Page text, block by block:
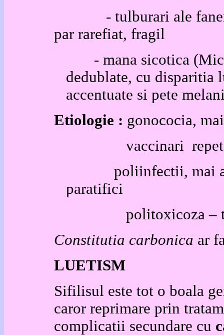
- tulburari ale
par rarefiat, fragil
- mana sicotica
dedublate, cu disparitia
accentuate si pete
Etiologie : gonococia,
vaccinari
poliinfectii, mai
paratifici
politoxicoza –
Constitutia carbonica ar
LUETISM
Sifilisul este tot o boala
caror reprimare prin
complicatii secundare cu